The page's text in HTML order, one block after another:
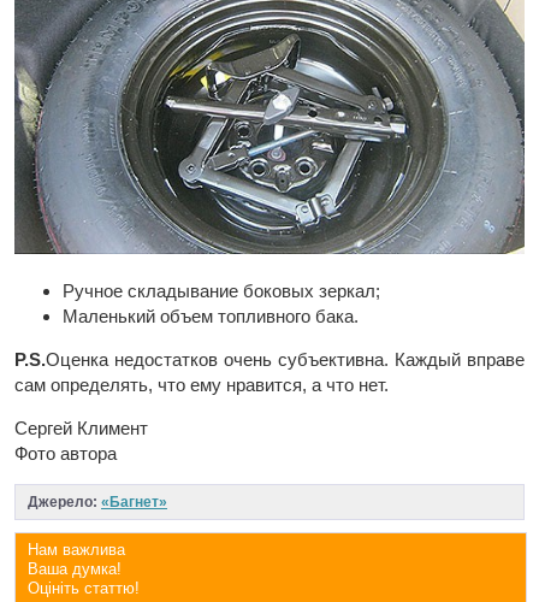
Ручное складывание боковых зеркал;
Маленький объем топливного бака.
P.S.Оценка недостатков очень субъективна. Каждый вправе
сам определять, что ему нравится, а что нет.
Сергей Климент
Фото автора
Джерело: «Багнет»
Нам важлива
Ваша думка!
Оцініть статтю!